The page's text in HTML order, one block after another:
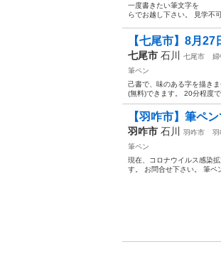
一度書きたい筆文字を 直
らでお越し下さい。 見学不
【七尾市】8月27
七尾市 石川 七尾市 婦
筆ペン
己書で、味のある字を描き
(無料)できます。 20分程度
【羽咋市】筆ペ
羽咋市 石川 羽咋市 羽
筆ペン
現在、コロナウイルス感染
す。 お問合せ下さい。 筆ペ